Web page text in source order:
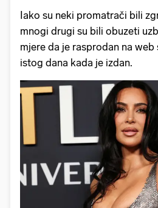
Iako su neki promatrači bili
mnogi drugi su bili obuzeti
mjere da je rasprodan na
istog dana kada je izdan.